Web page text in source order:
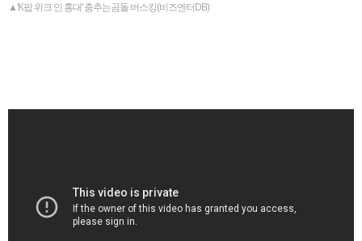
▲'K팝 위크 인 홍대' 춤추는곰돌 버스킹(비즈엔터DB)